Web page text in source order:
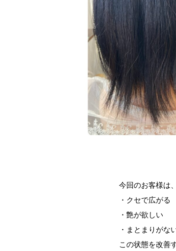
今回のお客様は
・クセで広がる
・艶が欲しい
・まとまりがな
この状態を改善